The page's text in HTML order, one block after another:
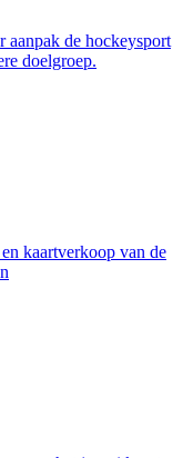
de hockeysport
doelgroep.
kaartverkoop van de